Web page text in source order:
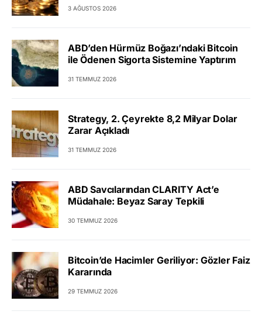
3 AĞUSTOS 2026
ABD’den Hürmüz Boğazı’ndaki Bitcoin
ile Ödenen Sigorta Sistemine Yaptırım
31 TEMMUZ 2026
Strategy, 2. Çeyrekte 8,2 Milyar Dolar
Zarar Açıkladı
31 TEMMUZ 2026
ABD Savcılarından CLARITY Act’e
Müdahale: Beyaz Saray Tepkili
30 TEMMUZ 2026
Bitcoin’de Hacimler Geriliyor: Gözler Faiz
Kararında
29 TEMMUZ 2026